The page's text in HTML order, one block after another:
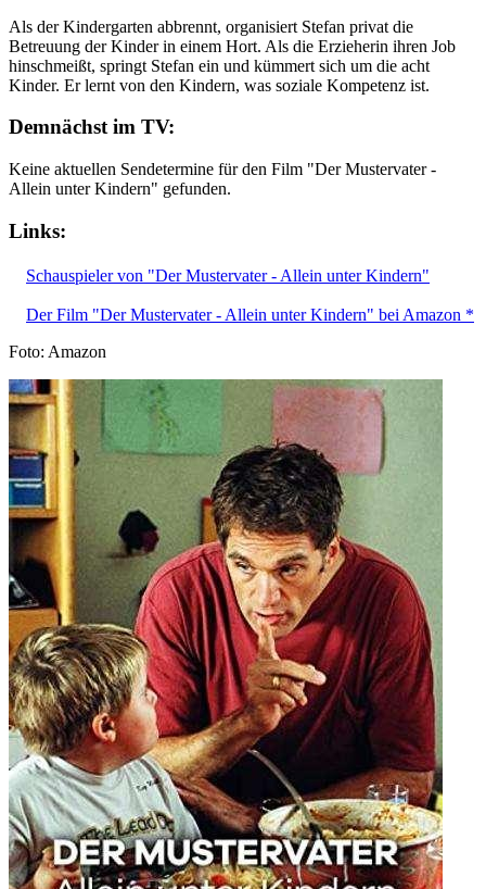
Als der Kindergarten abbrennt, organisiert Stefan privat die
Betreuung der Kinder in einem Hort. Als die Erzieherin ihren Job
hinschmeißt, springt Stefan ein und kümmert sich um die acht
Kinder. Er lernt von den Kindern, was soziale Kompetenz ist.
Demnächst im TV:
Keine aktuellen Sendetermine für den Film "Der Mustervater -
Allein unter Kindern" gefunden.
Links:
Schauspieler von "Der Mustervater - Allein unter Kindern"
Der Film "Der Mustervater - Allein unter Kindern" bei Amazon *
Foto: Amazon